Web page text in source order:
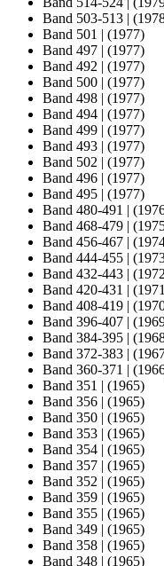
Band 503-513 |
Band 501 | (1977)
Band 497 | (1977)
Band 492 | (1977)
Band 500 | (1977)
Band 498 | (1977)
Band 494 | (1977)
Band 499 | (1977)
Band 493 | (1977)
Band 502 | (1977)
Band 496 | (1977)
Band 495 | (1977)
Band 480-491 |
Band 468-479 |
Band 456-467 |
Band 444-455 |
Band 432-443 |
Band 420-431 |
Band 408-419 |
Band 396-407 |
Band 384-395 |
Band 372-383 |
Band 360-371 |
Band 351 | (1965)
Band 356 | (1965)
Band 350 | (1965)
Band 353 | (1965)
Band 354 | (1965)
Band 357 | (1965)
Band 352 | (1965)
Band 359 | (1965)
Band 355 | (1965)
Band 349 | (1965)
Band 358 | (1965)
Band 348 | (1965)